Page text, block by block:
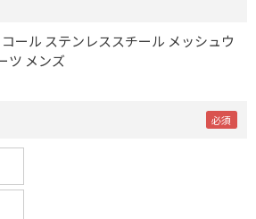
ール ステンレススチール メッシュウ
ツ メンズ